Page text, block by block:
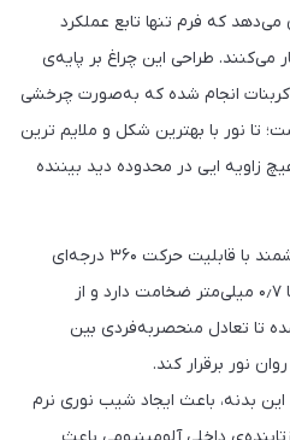
که فرم تنها تابع عملکرد
می‌کنند. طراحی این چراغ بر پایه‌ی
انجام شده که به‌صورت چرخشی
است؛ تا نور با بهترین شکل و ملایم ترین
ایی در محدوده دید بیننده
روی این بدنه، یک سر اپتیکی هوشمند با قابلیت حرکت ۳۶۰ درجه‌ای
نصب شده است. بدنه‌ی چراغ تنها ۰٫۷ میلی‌متر ضخامت دارد و از
تا تعادل منحصربه‌فردی بین
نور برقرار کند.
بدنه، باعث ایجاد شیب نوری نرم